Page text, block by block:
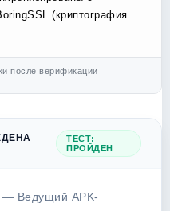
(криптография
после верификации
ТЕСТ:
ПРОЙДЕН
— Ведущий APK-